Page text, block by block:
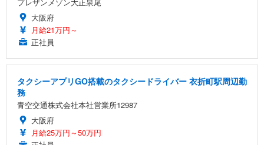
プレザンメゾン大正泉尾
大阪府
月給21万円～
正社員
タクシーアプリGO搭載のタクシードライバー 衣折町駅周辺勤
務
青空交通株式会社本社営業所12987
大阪府
月給25万円～50万円